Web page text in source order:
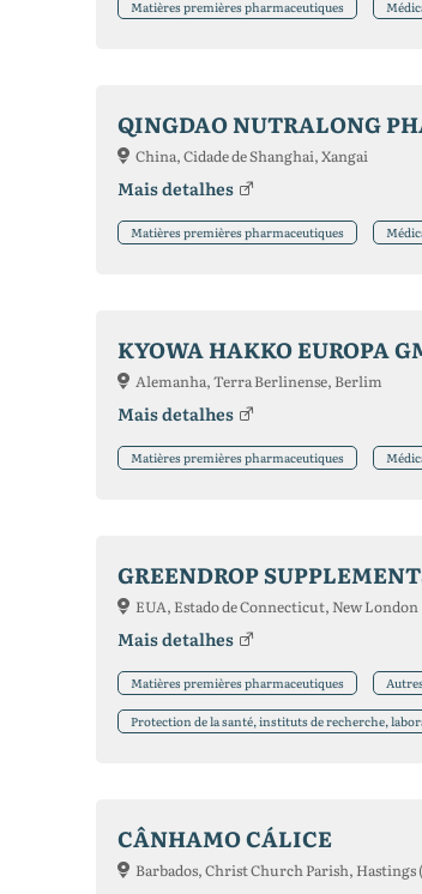
Matières premières pharmaceutiques
QINGDAO NUTRALONG
China, Cidade de Shanghai, Xangai
Mais detalhes
Matières premières pharmaceutiques
KYOWA HAKKO EUROPA
Alemanha, Terra Berlinense, Berlim
Mais detalhes
Matières premières pharmaceutiques
GREENDROP
EUA, Estado de Connecticut, New London
Mais detalhes
Matières premières pharmaceutiques
Protection de la santé, instituts de recherche,
CÂNHAMO CÁLICE
Barbados, Christ Church Parish, Hastings